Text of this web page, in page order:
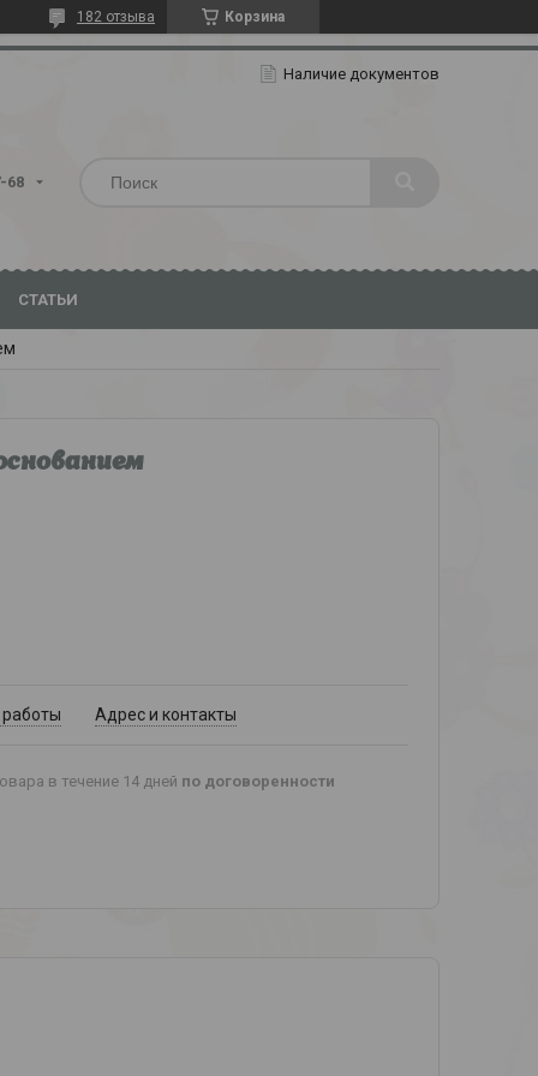
Корзина
182 отзыва
Наличие документов
68
СТАТЬИ
Адрес и контакты
в течение 14 дней по договоренности